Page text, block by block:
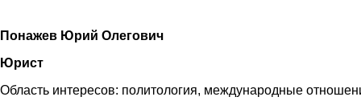
Понажев Юрий Олегович
Юрист
Область интересов: политология, международные